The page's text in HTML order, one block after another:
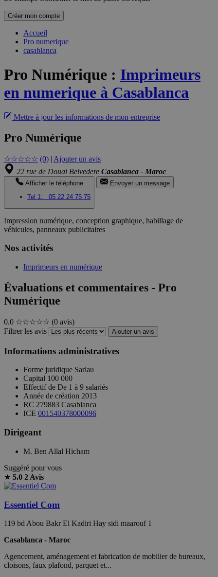
Créer mon compte
Accueil
Pro numerique
casablanca
Pro Numérique : Imprimeurs
en numerique à Casablanca
Mettre à jour les informations de mon entreprise
Pro Numérique
☆☆☆☆☆ (0) | Ajouter un avis
22 rue de Douai Belvedere Casablanca - Maroc
Afficher le téléphone
Tel 1:
05 22 24 75 75
Envoyer un message
Impression numérique, conception graphique, habillage de
véhicules, panneaux publicitaires
Nos activités
Imprimeurs en numérique
Évaluations et commentaires - Pro
Numérique
0.0 ☆☆☆☆☆ (0 avis)
Filtrer les avis
Ajouter un avis
Informations administratives
Forme juridique Sarlau
Capital 100 000
Effectif de De 1 à 9 salariés
Année de création 2013
RC 279883 Casablanca
ICE 001540378000096
Dirigeant
M. Ben Allal Hicham
Suggéré pour vous
★ 5.0 2 Avis
Essentiel Com
119 bd Abou Bakr El Kadiri Hay sidi maarouf 1
Casablanca - Maroc
Agencement, aménagement et fabrication de mobilier de bureaux,
cloisons, faux plafond, parquet et...